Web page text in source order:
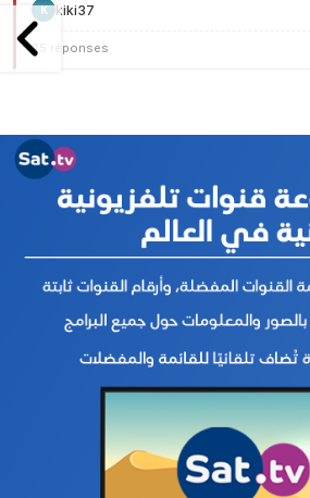
K kiki37
25 réponses